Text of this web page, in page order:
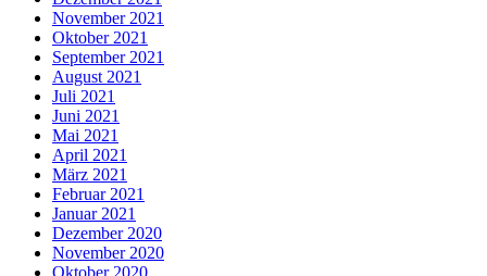
November 2021
Oktober 2021
September 2021
August 2021
Juli 2021
Juni 2021
Mai 2021
April 2021
März 2021
Februar 2021
Januar 2021
Dezember 2020
November 2020
Oktober 2020